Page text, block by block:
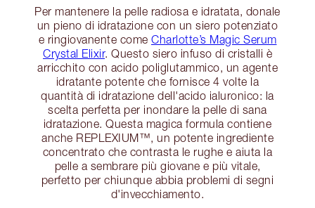
Per mantenere la pelle radiosa e idratata, donale
un pieno di idratazione con un siero potenziato
e ringiovanente come Charlotte’s Magic Serum
Crystal Elixir. Questo siero infuso di cristalli è
arricchito con acido poliglutammico, un agente
idratante potente che fornisce 4 volte la
quantità di idratazione dell'acido ialuronico: la
scelta perfetta per inondare la pelle di sana
idratazione. Questa magica formula contiene
anche REPLEXIUM™, un potente ingrediente
concentrato che contrasta le rughe e aiuta la
pelle a sembrare più giovane e più vitale,
perfetto per chiunque abbia problemi di segni
d'invecchiamento.